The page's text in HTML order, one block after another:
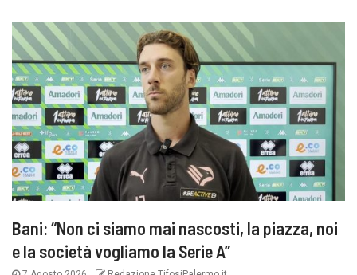
Bani: “Non ci siamo mai nascosti, la piazza, noi
e la società vogliamo la Serie A”